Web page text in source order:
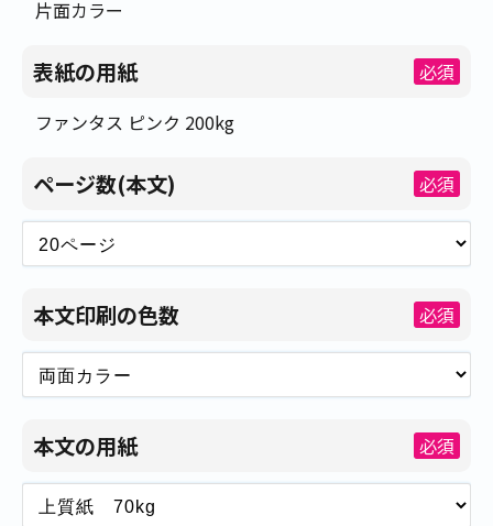
片面カラー
表紙の用紙
必須
ファンタス ピンク 200kg
ページ数(本文) 必須
本文印刷の色数 必須
本文の用紙 必須